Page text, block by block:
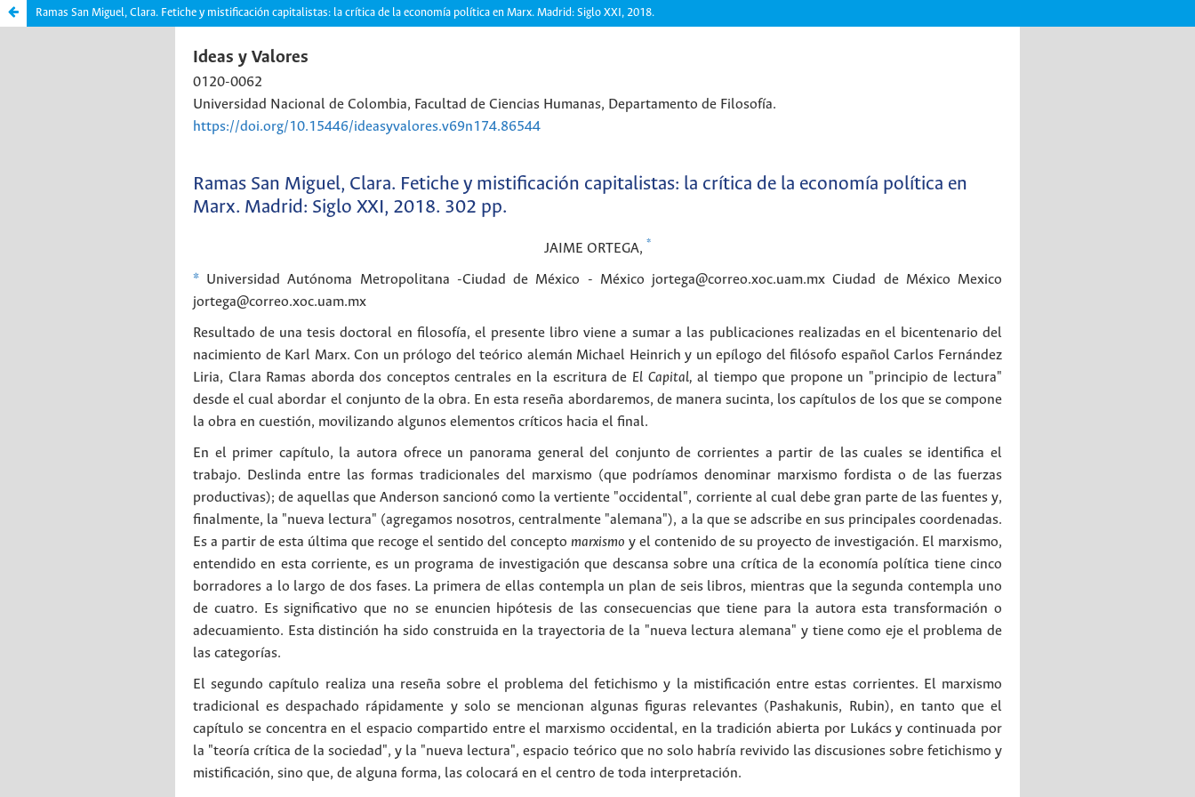
Ramas San Miguel, Clara. Fetiche y mistificación capitalistas: la crítica de la economía política en Marx. Madrid: Siglo XXI, 2018.